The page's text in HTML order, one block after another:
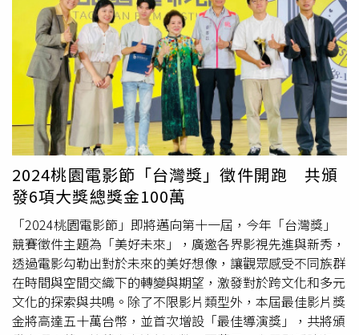
《睡覺時眼睛睜開》等作品。趙德胤紀錄片《櫻桃號》、以
布拉瑞揚舞團為題的紀錄片《跳進部落的孩子》、劇集《喝
酒吧！笨蛋：第1-2集》、《星空下的黑潮島嶼：第1-2集》
和《書店裡的影像詩：第三季》，也都將在金馬影展世界首
映。印度新銳導演帕亞爾卡帕迪亞，繼紀錄片《我們一無所
知的夜晚》驚豔全球後，首部劇情長片《你是我眼中的那道
光》（All We Imagine as Light）就在坎城得獎，用紀實為
主調佐以魔幻，譜寫女性互助的希望之旅。越南導演張明貴
入選坎城一種注目的《越與南》（Viet and Nam），以兩名
礦工的相戀與偷渡，折射國族記憶與歷史傷痕。片山慎三在
台取景的《雨中的慾情》（Lust in the Rain），找來成田
凌、中村映里子、森田剛、李杏大膽共演，將嘉義化為慾望
交織異次元。吉田大八的《生之敵》（Teki Cometh），集
結老牌影帝長塚京三與瀧內公美，用黑白影像直視暮年掙
扎。石井裕也的《本心》（The Real You）由池松壯亮領
銜，探討AI普及後，所謂本心是真實還是虛擬泡沫？藤井道
人在《嫌疑者的真相》（Faceless）重返社會題材，由橫濱
2024桃園電影節「台灣獎」徵件開跑 共頒
發6項大獎總獎金100萬
「2024桃園電影節」即將邁向第十一屆，今年「台灣獎」
競賽徵件主題為「美好未來」，廣邀各界影視先進與新秀，
透過電影勾勒出對於未來的美好想像，讓觀眾感受不同族群
在時間與空間交織下的轉變與期望，激發對於跨文化和多元
文化的探索與共鳴。除了不限影片類型外，本屆最佳影片獎
金將高達五十萬台幣，並首次增設「最佳導演獎」，共將頒